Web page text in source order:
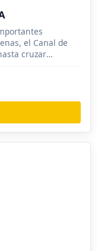
el Canal de
cruzar